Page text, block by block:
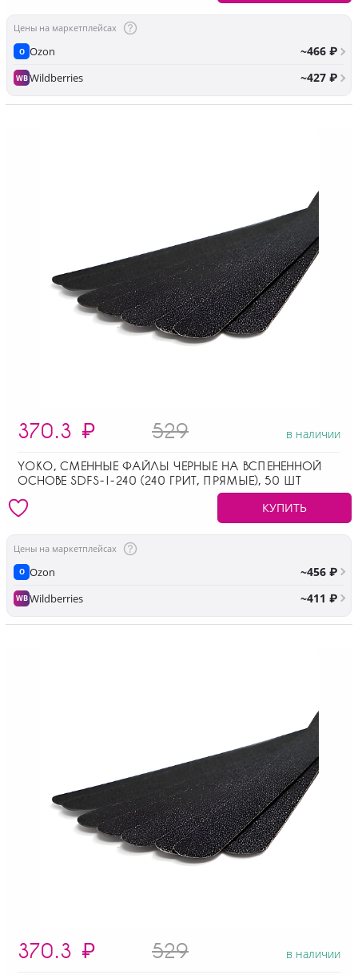
Цены на маркетплейсах
O Ozon ~466 ₽
WBWildberries ~427 ₽
370.3 ₽ 529 в наличии
YOKO, СМЕННЫЕ ФАЙЛЫ ЧЕРНЫЕ НА ВСПЕНЕННОЙ
ОСНОВЕ SDFS-I-240 (240 ГРИТ, ПРЯМЫЕ), 50 ШТ
КУПИТЬ
Цены на маркетплейсах
O Ozon ~456 ₽
WBWildberries ~411 ₽
370.3 ₽ 529 в наличии